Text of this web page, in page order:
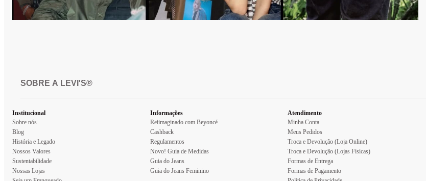
SOBRE A LEVI'S®
Institucional
Sobre nós
Blog
História e Legado
Nossos Valores
Sustentabilidade
Nossas Lojas
Informações
Reiimaginado com Beyoncé
Cashback
Regulamentos
Novo! Guia de Medidas
Guia do Jeans
Guia do Jeans Feminino
Atendimento
Minha Conta
Meus Pedidos
Troca e Devolução (Loja Online)
Troca e Devolução (Lojas Físicas)
Formas de Entrega
Formas de Pagamento